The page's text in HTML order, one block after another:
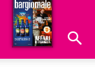
Hoteldomani